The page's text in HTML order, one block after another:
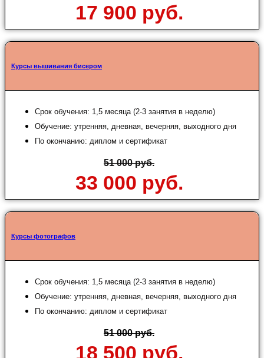
17 900 руб.
Курсы вышивания бисером
Срок обучения: 1,5 месяца (2-3 занятия в неделю)
Обучение: утренняя, дневная, вечерняя, выходного дня
По окончанию: диплом и сертификат
51 000 руб.
33 000 руб.
Курсы фотографов
Срок обучения: 1,5 месяца (2-3 занятия в неделю)
Обучение: утренняя, дневная, вечерняя, выходного дня
По окончанию: диплом и сертификат
51 000 руб.
18 500 руб.